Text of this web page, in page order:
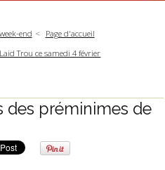
end
Page d'accueil
Trou ce samedi 4 février
des préminimes de